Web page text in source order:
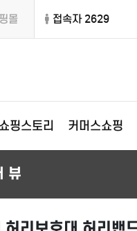
몰 접속자 2629
핑스토리 커머스쇼핑
뷰